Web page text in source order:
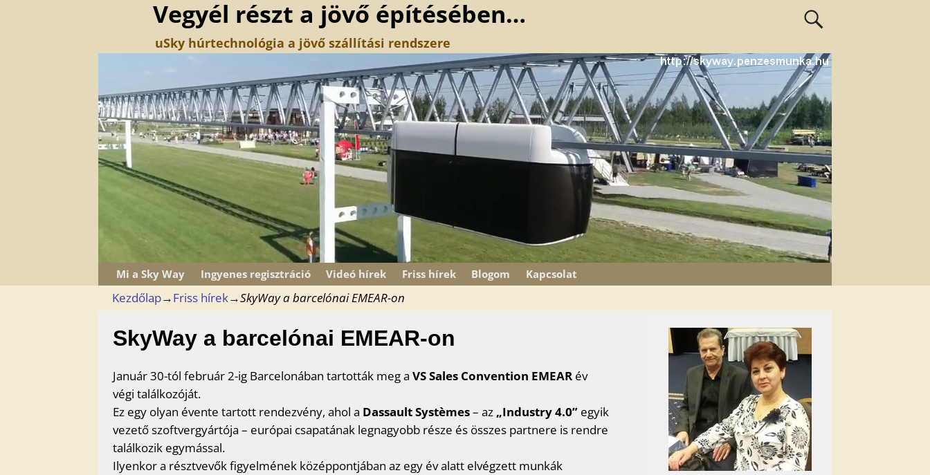
Vegyél részt a jövő építésében…
uSky húrtechnológia a jövő szállítási rendszere
Mi a Sky Way Ingyenes regisztráció Videó hírek Friss hírek Blogom Kapcsolat
Kezdőlap→Friss hírek→SkyWay a barcelónai EMEAR-on
SkyWay a barcelónai EMEAR-on
Január 30-tól február 2-ig Barcelonában tartották meg aVS Sales Convention EMEAR év
végi találkozóját.
Ez egy olyan évente tartott rendezvény, ahol a Dassault Systèmes– az „Industry 4.0” egyik
vezető szoftvergyártója – európai csapatának legnagyobb része és összes partnere is rendre
találkozik egymással.
Ilyenkor a résztvevők figyelmének középpontjában az egy év alatt elvégzett munkák